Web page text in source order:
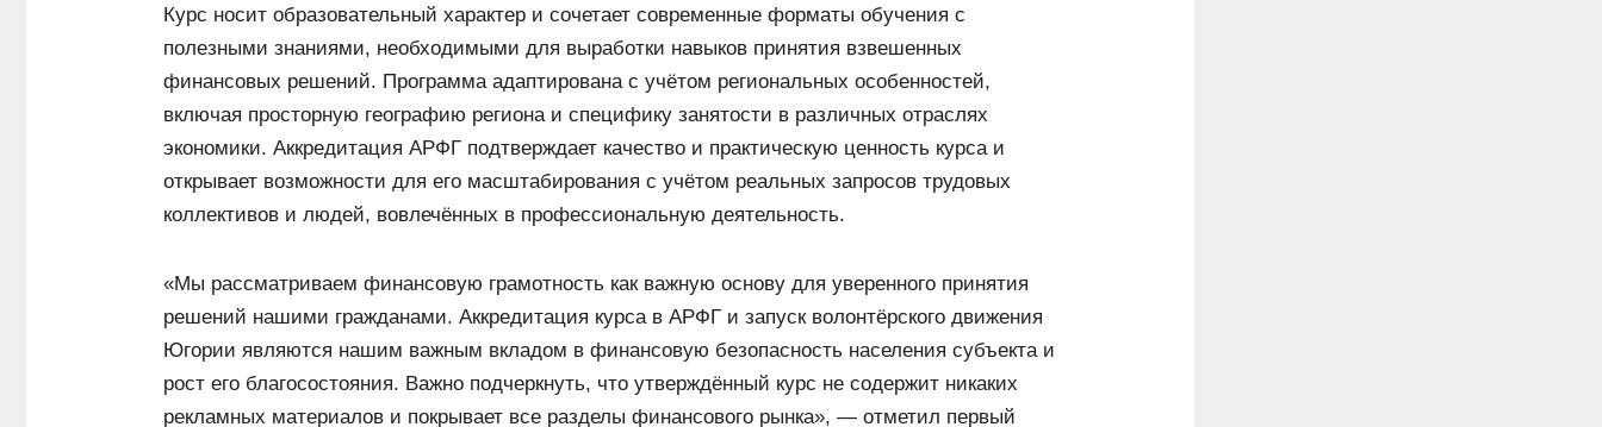
Курс носит образовательный характер и сочетает современные форматы обучения с
полезными знаниями, необходимыми для выработки навыков принятия взвешенных
финансовых решений. Программа адаптирована с учётом региональных особенностей,
включая просторную географию региона и специфику занятости в различных отраслях
экономики. Аккредитация АРФГ подтверждает качество и практическую ценность курса и
открывает возможности для его масштабирования с учётом реальных запросов трудовых
коллективов и людей, вовлечённых в профессиональную деятельность.
«Мы рассматриваем финансовую грамотность как важную основу для уверенного принятия
решений нашими гражданами. Аккредитация курса в АРФГ и запуск волонтёрского движения
Югории являются нашим важным вкладом в финансовую безопасность населения субъекта и
рост его благосостояния. Важно подчеркнуть, что утверждённый курс не содержит никаких
рекламных материалов и покрывает все разделы финансового рынка», — отметил первый